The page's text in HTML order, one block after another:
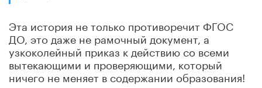
Эта история не только противоречит ФГОС
ДО, это даже не рамочный документ, а
узкоколейный приказ к действию со всеми
вытекающими и проверяющими, который
ничего не меняет в содержании образования!